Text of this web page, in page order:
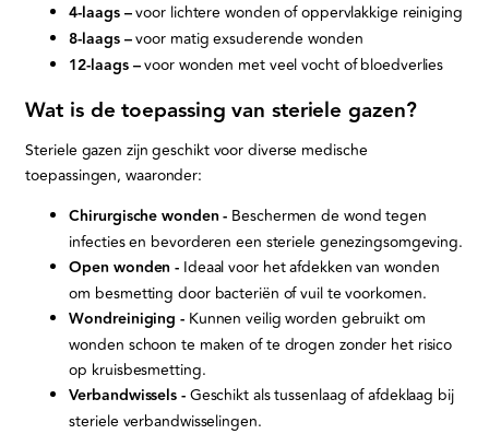
4-laags –voor lichtere wonden of oppervlakkige reiniging
8-laags –voor matig exsuderende wonden
12-laags –voor wonden met veel vocht of bloedverlies
Wat is de toepassing van steriele gazen?
Steriele gazen zijn geschikt voor diverse medische
toepassingen, waaronder:
Chirurgische wonden - Beschermen de wond tegen
infecties en bevorderen een steriele genezingsomgeving.
Open wonden - ⁠Ideaal voor het afdekken van wonden
om besmetting door bacteriën of vuil te voorkomen.
Wondreiniging - Kunnen veilig worden gebruikt om
wonden schoon te maken of te drogen zonder het risico
op kruisbesmetting.
Verbandwissels -Geschikt als tussenlaag of afdeklaag bij
steriele verbandwisselingen.